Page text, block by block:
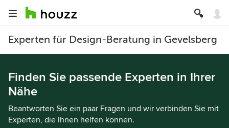
Experten für Design-Beratung in Gevelsberg
Finden Sie passende Experten in Ihrer
Nähe
Beantworten Sie ein paar Fragen und wir verbinden Sie mit
Experten, die Ihnen helfen können.